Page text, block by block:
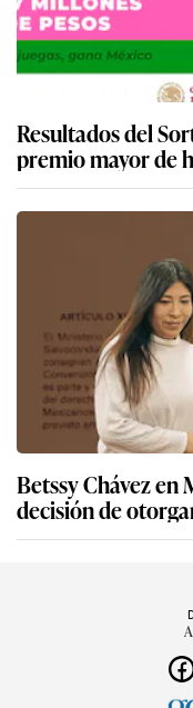
Resultados del
premio mayor de
Betssy Chávez en
decisión de